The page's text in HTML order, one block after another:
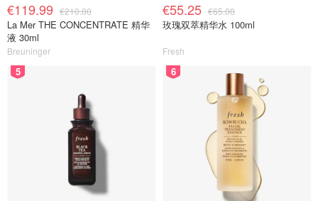
€119.99 €210.00
La Mer THE CONCENTRATE 精华
液 30ml
Breuninger
€55.25 €65.00
玫瑰双萃精华水 100ml
Fresh
5 6